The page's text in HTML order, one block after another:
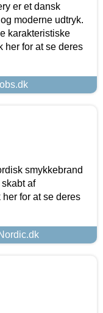
er et dansk
moderne udtryk.
karakteristiske
her for at se deres
smykkebrand
af
for at se deres